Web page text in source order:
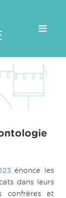
énonce les
dans leurs
confrères et